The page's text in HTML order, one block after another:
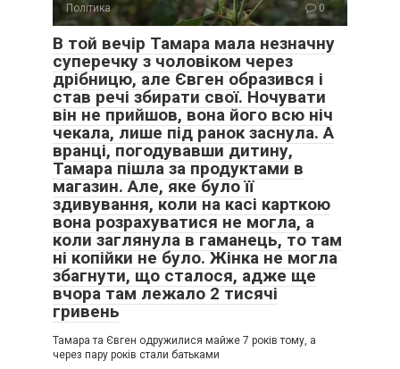
Політика 0
В той вечір Тамара мала незначну
суперечку з чоловіком через
дрібницю, але Євген образився і
став речі збирати свої. Ночувати
він не прийшов, вона його всю ніч
чекала, лише під ранок заснула. А
вранці, погодувавши дитину,
Тамара пішла за продуктами в
магазин. Але, яке було її
здивування, коли на касі карткою
вона розрахуватися не могла, а
коли заглянула в гаманець, то там
ні копійки не було. Жінка не могла
збагнути, що сталося, адже ще
вчора там лежало 2 тисячі
гривень
Тамара та Євген одружилися майже 7 років тому, а
через пару років стали батьками